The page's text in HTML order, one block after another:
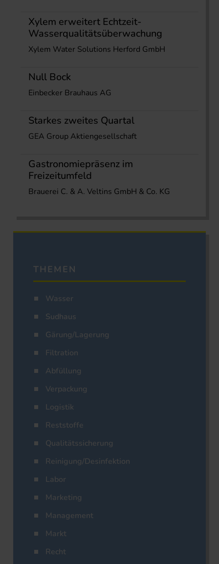
Xylem erweitert Echtzeit-
Wasserqualitätsüberwachung
Xylem Water Solutions Herford GmbH
Null Bock
Einbecker Brauhaus AG
Starkes zweites Quartal
GEA Group Aktiengesellschaft
Gastronomiepräsenz im
Freizeitumfeld
Brauerei C. & A. Veltins GmbH & Co. KG
THEMEN
Wasser
Sudhaus
Gärung/Lagerung
Filtration
Abfüllung
Verpackung
Logistik
Reststoffe
Qualitätssicherung
Reinigung/Desinfektion
Labor
Marketing
Management
Markt
Recht